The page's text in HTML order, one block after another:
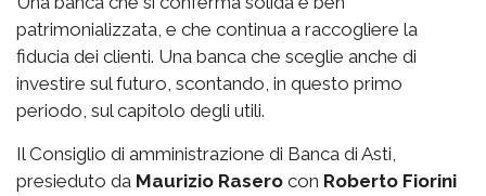
patrimonializzata, e che continua a raccogliere la
fiducia dei clienti. Una banca che sceglie anche di
investire sul futuro, scontando, in questo primo
periodo, sul capitolo degli utili.
Il Consiglio di amministrazione di Banca di Asti,
presieduto da Maurizio Rasero con Roberto Fiorini